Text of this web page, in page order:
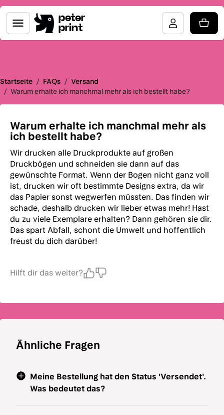
peter
print
Startseite / FAQs / Versand
/ Warum erhalte ich manchmal mehr als ich bestellt habe?
Warum erhalte ich manchmal mehr als
ich bestellt habe?
Wir drucken alle Druckprodukte auf großen
Druckbögen und schneiden sie dann auf das
gewünschte Format. Wenn der Bogen nicht ganz voll
ist, drucken wir oft bestimmte Designs extra, da wir
das Papier sonst wegwerfen müssten. Das finden wir
schade, deshalb drucken wir lieber etwas mehr! Hast
du zu viele Exemplare erhalten? Dann gehören sie dir.
Das spart Abfall, schont die Umwelt und hoffentlich
freust du dich darüber!
Hilft dir das weiter?
Ähnliche Fragen
Meine Bestellung hat den Status 'Versendet'.
Was bedeutet das?